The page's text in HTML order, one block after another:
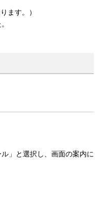
ます。）
」と選択し、画面の案内に